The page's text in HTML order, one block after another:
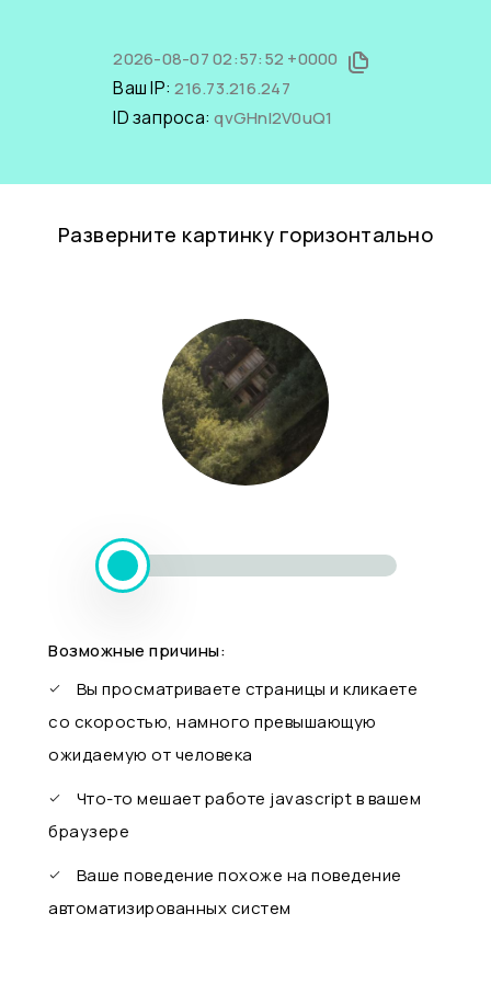
2026-08-07 02:57:52 +0000
Ваш IP:216.73.216.247
ID запроса:qvGHnI2V0uQ1
Разверните картинку горизонтально
Возможные причины:
Вы просматриваете страницы и кликаете
со скоростью, намного превышающую
ожидаемую от человека
Что-то мешает работе javascript в вашем
браузере
Ваше поведение похоже на поведение
автоматизированных систем